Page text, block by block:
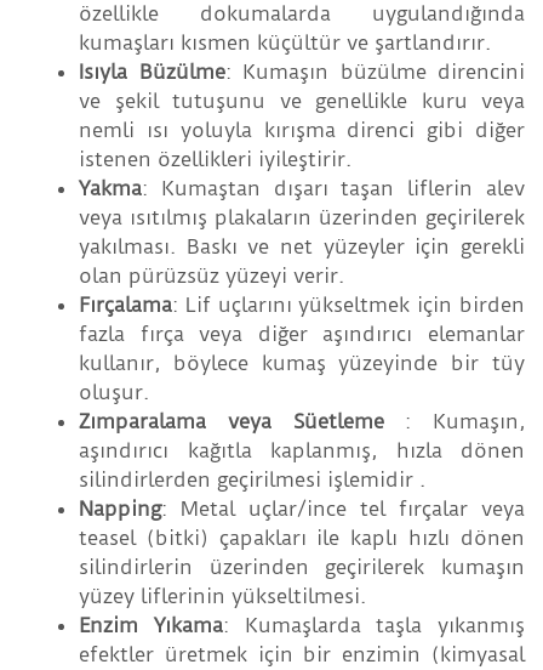
özellikle dokumalarda uygulandığında
kumaşları kısmen küçültür ve şartlandırır.
Isıyla Büzülme: Kumaşın büzülme direncini
ve şekil tutuşunu ve genellikle kuru veya
nemli ısı yoluyla kırışma direnci gibi diğer
istenen özellikleri iyileştirir.
Yakma: Kumaştan dışarı taşan liflerin alev
veya ısıtılmış plakaların üzerinden geçirilerek
yakılması. Baskı ve net yüzeyler için gerekli
olan pürüzsüz yüzeyi verir.
Fırçalama: Lif uçlarını yükseltmek için birden
fazla fırça veya diğer aşındırıcı elemanlar
kullanır, böylece kumaş yüzeyinde bir tüy
oluşur.
Zımparalama veya Süetleme: Kumaşın,
aşındırıcı kağıtla kaplanmış, hızla dönen
silindirlerden geçirilmesi işlemidir .
Napping: Metal uçlar/ince tel fırçalar veya
teasel (bitki) çapakları ile kaplı hızlı dönen
silindirlerin üzerinden geçirilerek kumaşın
yüzey liflerinin yükseltilmesi.
Enzim Yıkama: Kumaşlarda taşla yıkanmış
efektler üretmek için bir enzimin (kimyasal